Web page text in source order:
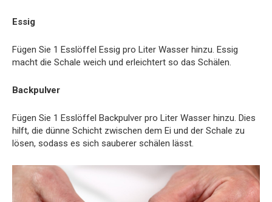
Essig
Fügen Sie 1 Esslöffel Essig pro Liter Wasser hinzu. Essig
macht die Schale weich und erleichtert so das Schälen.
Backpulver
Fügen Sie 1 Esslöffel Backpulver pro Liter Wasser hinzu. Dies
hilft, die dünne Schicht zwischen dem Ei und der Schale zu
lösen, sodass es sich sauberer schälen lässt.